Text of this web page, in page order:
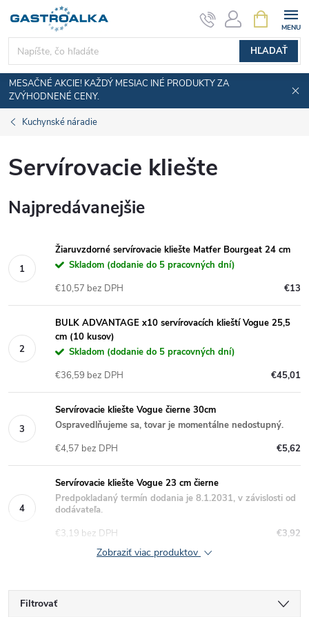
obsah
HĽADAŤ
KOŠÍK
MESAČNÉ AKCIE! KAŽDÝ MESIAC INÉ PRODUKTY ZA
ZVÝHODNENÉ CENY.
Kuchynské náradie
Servírovacie kliešte
Najpredávanejšie
Žiaruvzdorné servírovacie kliešte Matfer Bourgeat 24 cm
Skladom (dodanie do 5 pracovných dní)
€13
€10,57 bez DPH
BULK ADVANTAGE x10 servírovacích klieští Vogue 25,5
cm (10 kusov)
Skladom (dodanie do 5 pracovných dní)
€45,01
€36,59 bez DPH
Servírovacie kliešte Vogue čierne 30cm
Ospravedlňujeme sa, tovar je momentálne nedostupný.
€5,62
€4,57 bez DPH
Servírovacie kliešte Vogue 23 cm čierne
Predpokladaný termín dodania je 8.1.2031, v závislosti od
dodávateľa.
€3,92
€3,19 bez DPH
Zobraziť viac produktov
Filtrovať